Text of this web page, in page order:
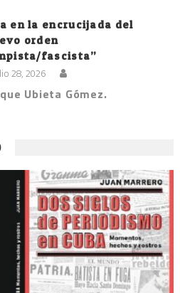
en la encrucijada del
orden
fascista”
28, 2026
Ubieta Gómez.